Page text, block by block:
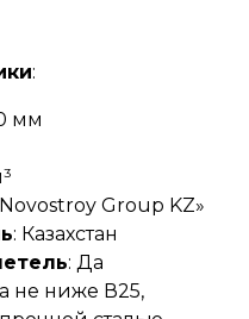
:
мм
Group KZ»
: Казахстан
: Да
не ниже В25,